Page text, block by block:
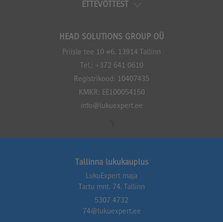
ETTEVÕTTEST
HEAD SOLUTIONS GROUP OÜ
Priisle tee 10 #6, 13914 Tallinn
Tel.: +372 641 0610
Registrikood: 10407435
KMKR: EE100054150
info@lukuexpert.ee
Tallinna lukukauplus
LukuExpert maja
Tartu mnt. 74, Tallinn
5307 4732
74@lukuexpert.ee